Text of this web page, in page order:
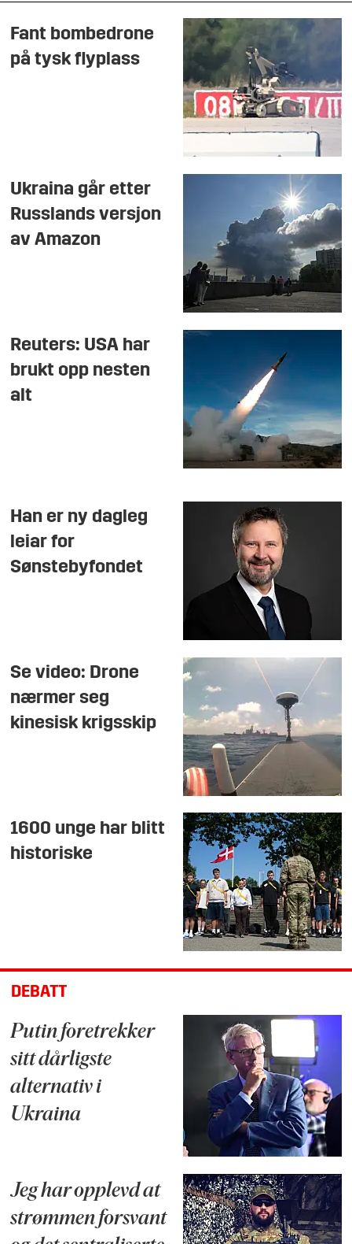
Fant bombedrone
på tysk flyplass
Ukraina går etter
Russlands versjon
av Amazon
Reuters: USA har
brukt opp nesten
alt
Han er ny dagleg
leiar for
Sønstebyfondet
Se video: Drone
nærmer seg
kinesisk krigsskip
1600 unge har blitt
historiske
DEBATT
Putin foretrekker
sitt dårligste
alternativ i
Ukraina
Jeg har opplevd at
strømmen forsvant